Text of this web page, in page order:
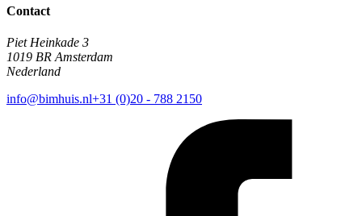
Contact
Piet Heinkade 3
1019 BR Amsterdam
Nederland
info@bimhuis.nl+31 (0)20 - 788 2150